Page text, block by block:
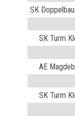
SK
SK Turm
AE
SK Turm